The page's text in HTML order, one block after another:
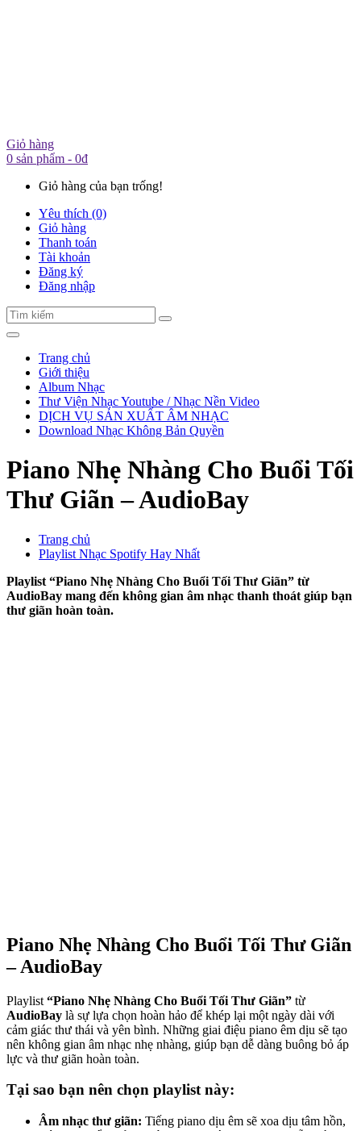
Giỏ hàng
0 sản phẩm - 0đ
Giỏ hàng của bạn trống!
Yêu thích (0)
Giỏ hàng
Thanh toán
Tài khoản
Đăng ký
Đăng nhập
Trang chủ
Giới thiệu
Album Nhạc
Thư Viện Nhạc Youtube / Nhạc Nền Video
DỊCH VỤ SẢN XUẤT ÂM NHẠC
Download Nhạc Không Bản Quyền
Piano Nhẹ Nhàng Cho Buổi Tối
Thư Giãn – AudioBay
Trang chủ
Playlist Nhạc Spotify Hay Nhất
Playlist “Piano Nhẹ Nhàng Cho Buổi Tối Thư Giãn” từ
AudioBay mang đến không gian âm nhạc thanh thoát giúp bạn
thư giãn hoàn toàn.
Piano Nhẹ Nhàng Cho Buổi Tối Thư Giãn
– AudioBay
Playlist “Piano Nhẹ Nhàng Cho Buổi Tối Thư Giãn” từ
AudioBay là sự lựa chọn hoàn hảo để khép lại một ngày dài với
cảm giác thư thái và yên bình. Những giai điệu piano êm dịu sẽ tạo
nên không gian âm nhạc nhẹ nhàng, giúp bạn dễ dàng buông bỏ áp
lực và thư giãn hoàn toàn.
Tại sao bạn nên chọn playlist này:
Âm nhạc thư giãn: Tiếng piano dịu êm sẽ xoa dịu tâm hồn,